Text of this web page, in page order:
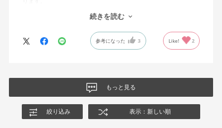
オフィスチェアにしては比較的コンパクトで家に置くのに最適で
した、座り心地も良く大変気に入っています。
今回どうしても欲しい色の組み合わせがあったので固定肘の物を
購入しましたが、欲を言えば稼働肘バージョンもバイカラーなど
続きを読む
参考になった 3 Like! 2
もっと見る
絞り込み 表示：新しい順